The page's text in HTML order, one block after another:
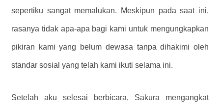
sepertiku sangat memalukan. Meskipun pada saat ini,
rasanya tidak apa-apa bagi kami untuk mengungkapkan
pikiran kami yang belum dewasa tanpa dihakimi oleh
standar sosial yang telah kami ikuti selama ini.
Setelah aku selesai berbicara, Sakura mengangkat